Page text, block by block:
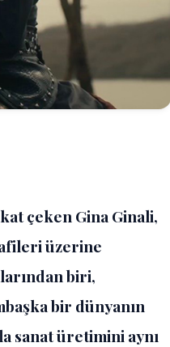
çeken Gina Ginali,
üzerine
biri,
bir dünyanın
sanat üretimini aynı